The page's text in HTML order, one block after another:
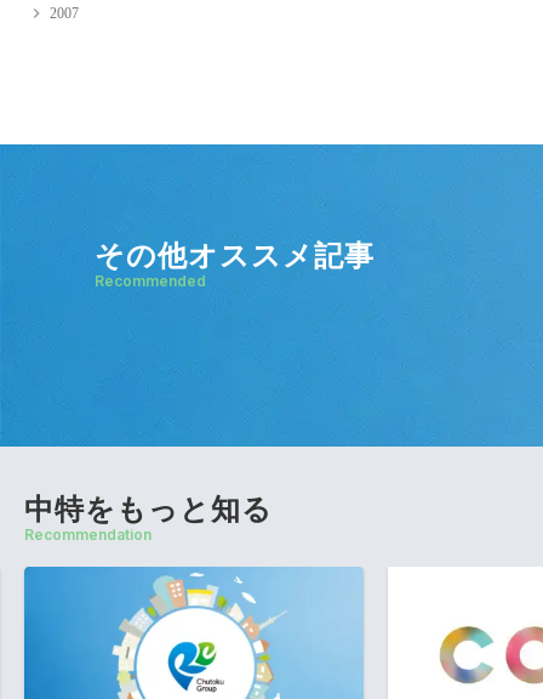
2007
その他オススメ記事
Recommended
中特をもっと知る
Recommendation